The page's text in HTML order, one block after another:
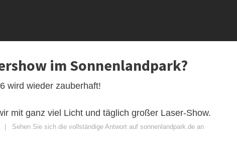
im Sonnenlandpark?
wird wieder zauberhaft!
mit ganz viel Licht und täglich großer Laser-Show.
| Sehen Sie sich die vollständige Antwort auf sonnenlandpark.de an